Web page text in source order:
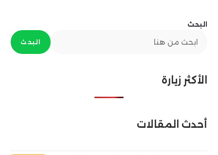
البحث
البحث
الأكثر زيارة
أحدث المقالات